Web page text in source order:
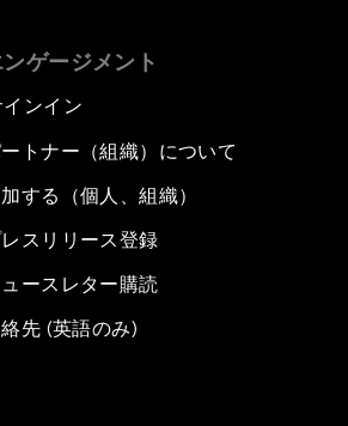
ンゲージメント
ンイン
トナー（組織）について
する（個人、組織）
スリリース登録
ースレター購読
先 (英語のみ)